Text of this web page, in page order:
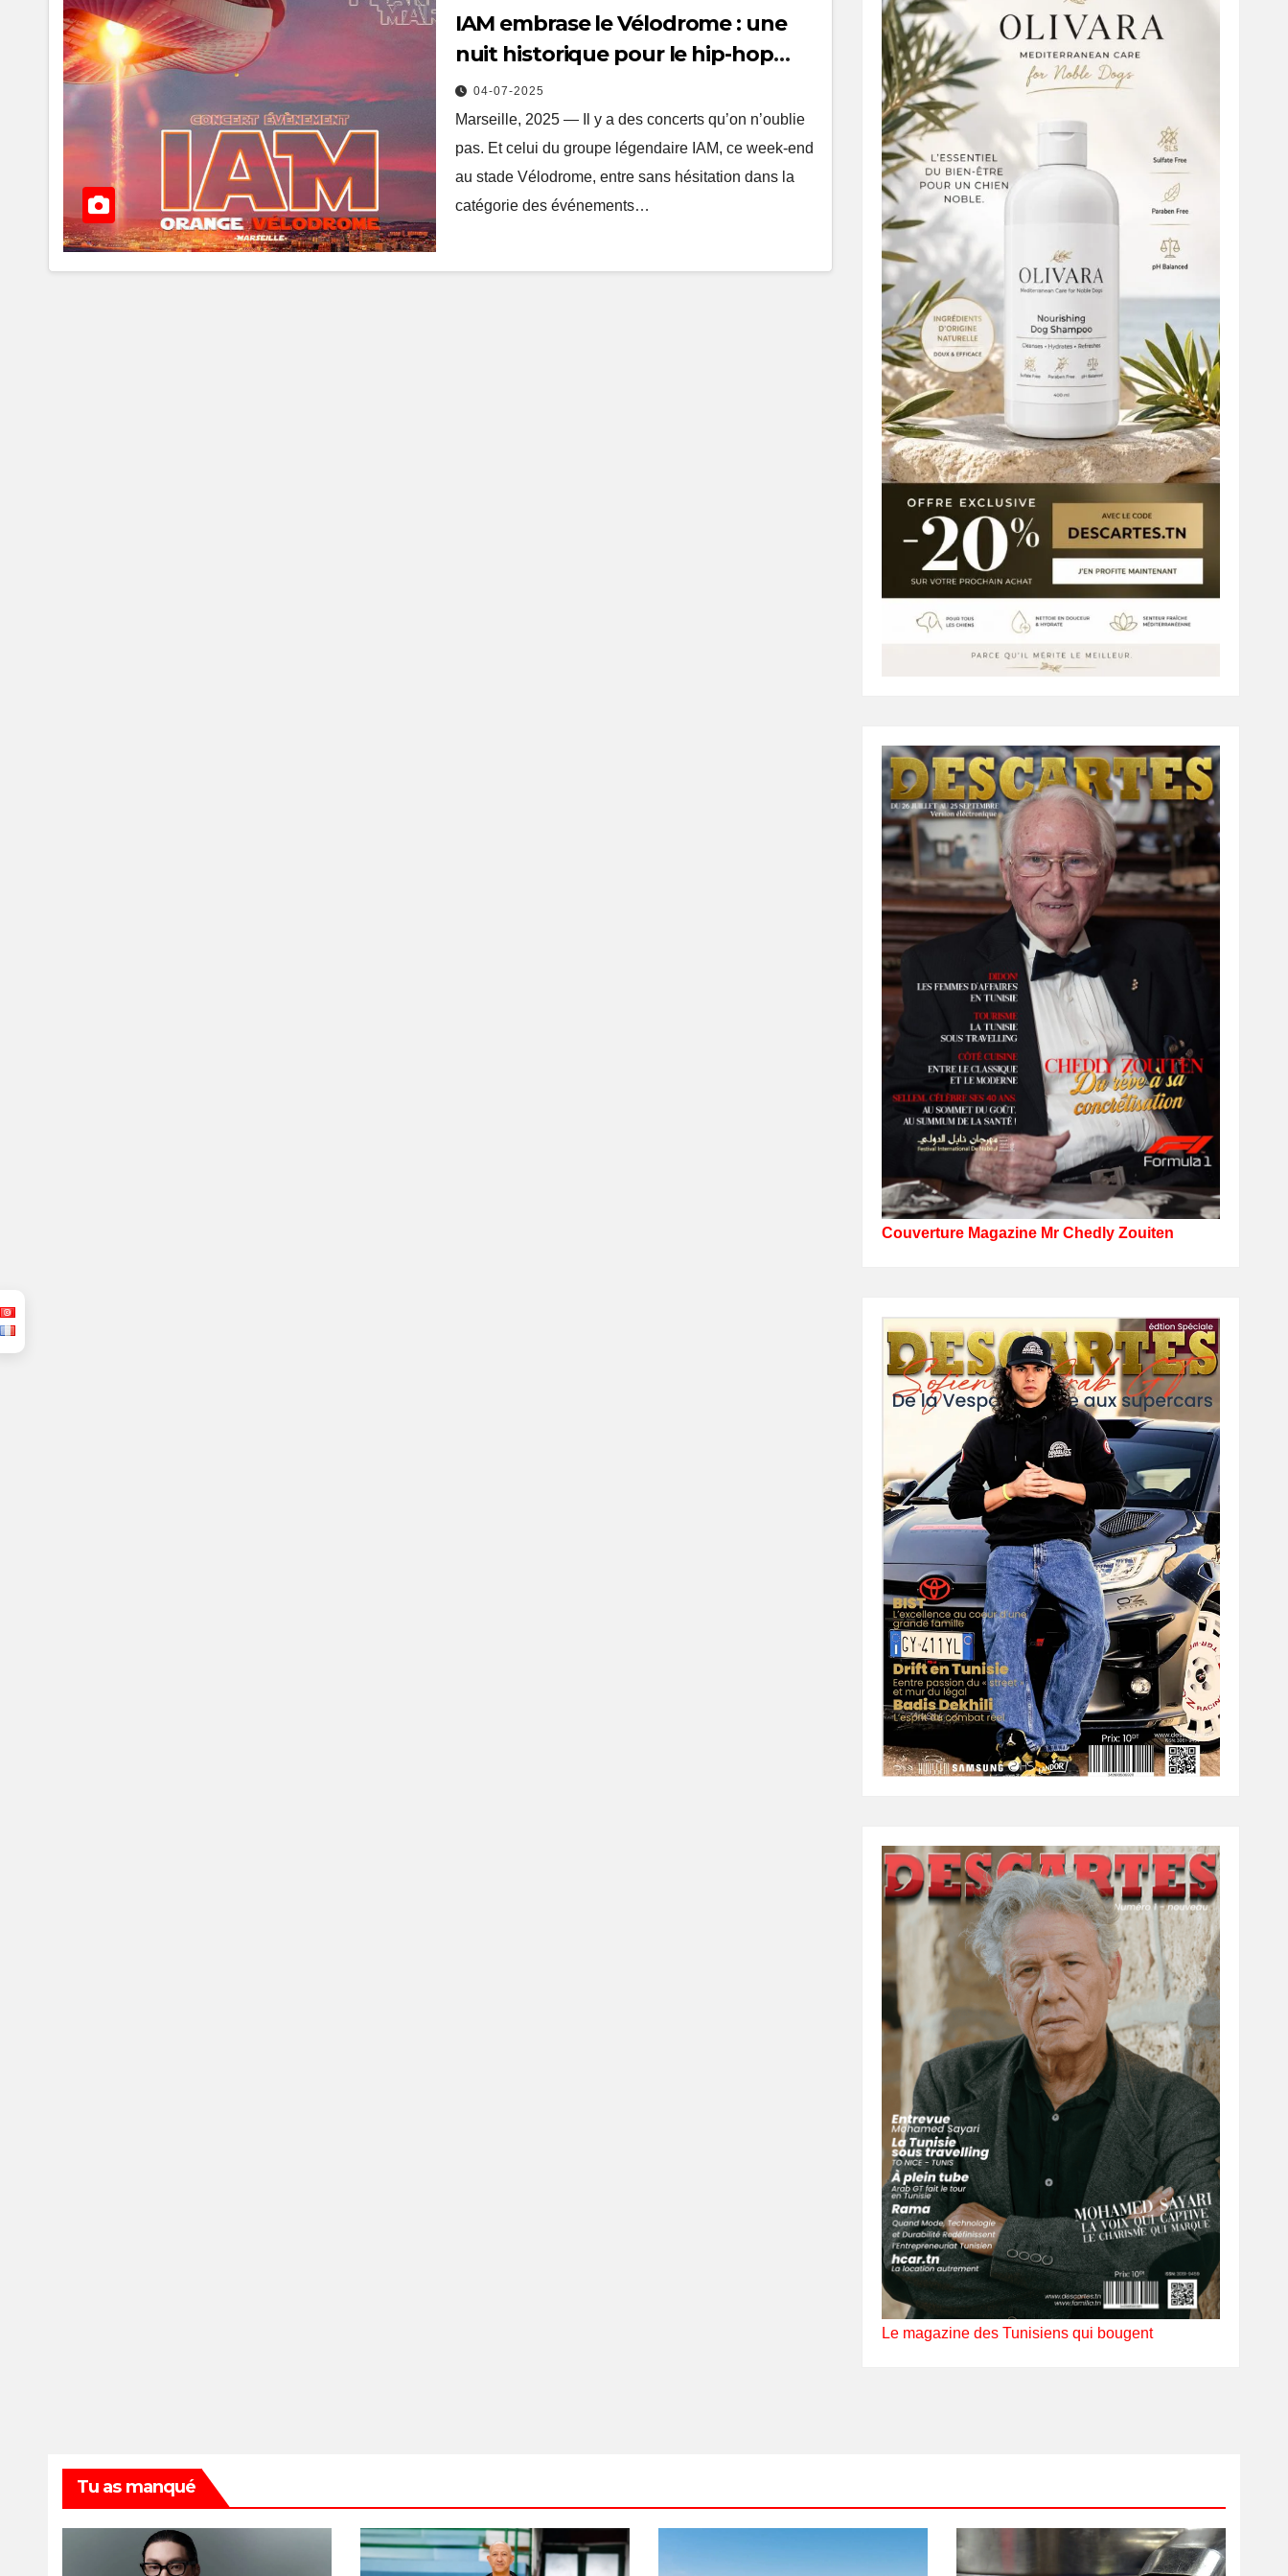
IAM embrase le Vélodrome : une
nuit historique pour le hip-hop
français
04-07-2025
Marseille, 2025 — Il y a des concerts qu’on n’oublie
pas. Et celui du groupe légendaire IAM, ce week-end
au stade Vélodrome, entre sans hésitation dans la
catégorie des événements…
Couverture Magazine Mr Chedly Zouiten
Le magazine des Tunisiens qui bougent
Tu as manqué